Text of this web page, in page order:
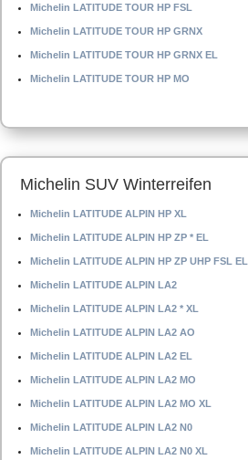
Michelin LATITUDE TOUR HP FSL
Michelin LATITUDE TOUR HP GRNX
Michelin LATITUDE TOUR HP GRNX EL
Michelin LATITUDE TOUR HP MO
Michelin SUV Winterreifen
Michelin LATITUDE ALPIN HP XL
Michelin LATITUDE ALPIN HP ZP * EL
Michelin LATITUDE ALPIN HP ZP UHP FSL EL
Michelin LATITUDE ALPIN LA2
Michelin LATITUDE ALPIN LA2 * XL
Michelin LATITUDE ALPIN LA2 AO
Michelin LATITUDE ALPIN LA2 EL
Michelin LATITUDE ALPIN LA2 MO
Michelin LATITUDE ALPIN LA2 MO XL
Michelin LATITUDE ALPIN LA2 N0
Michelin LATITUDE ALPIN LA2 N0 XL